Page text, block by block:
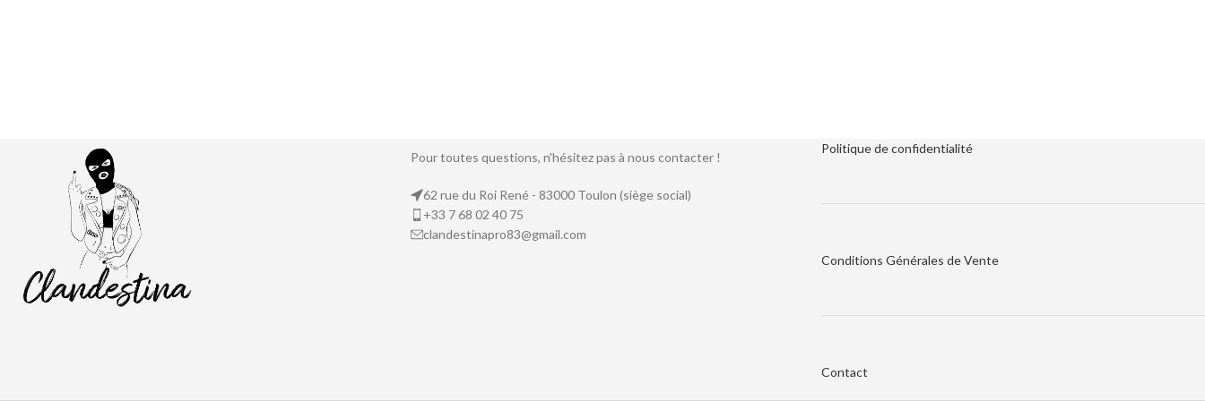
Pour toutes questions, n'hésitez pas à nous contacter !
62 rue du Roi René - 83000 Toulon (siège social)
+33 7 68 02 40 75
clandestinapro83@gmail.com
Politique deconfidentialité
Conditions Générales de Vente
Contact